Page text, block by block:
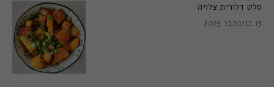
סלט דלורית צלויה
13 בנובמבר 2025